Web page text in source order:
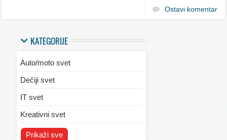
Ostavi komentar
KATEGORIJE
Auto/moto svet
Dečiji svet
IT svet
Kreativni svet
Svet ekologije
Prikaži sve